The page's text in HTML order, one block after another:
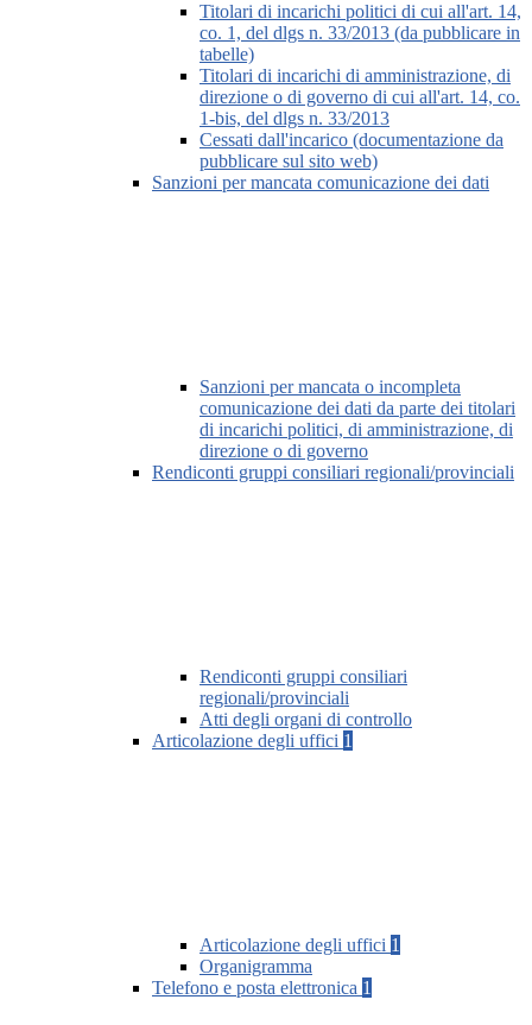
Titolari di incarichi politici di cui all'art. 14,
co. 1, del dlgs n. 33/2013 (da pubblicare in
tabelle)
Titolari di incarichi di amministrazione, di
direzione o di governo di cui all'art. 14, co.
1-bis, del dlgs n. 33/2013
Cessati dall'incarico (documentazione da
pubblicare sul sito web)
Sanzioni per mancata comunicazione dei dati
Sanzioni per mancata o incompleta
comunicazione dei dati da parte dei titolari
di incarichi politici, di amministrazione, di
direzione o di governo
Rendiconti gruppi consiliari regionali/provinciali
Rendiconti gruppi consiliari
regionali/provinciali
Atti degli organi di controllo
Articolazione degli uffici 1
Articolazione degli uffici 1
Organigramma
Telefono e posta elettronica 1